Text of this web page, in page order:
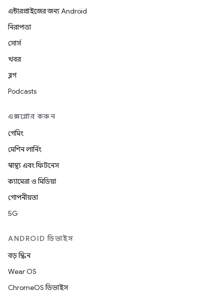
এন্টারপ্রাইজের জন্য Android
নিরাপত্তা
সোর্স
খবর
ব্লগ
Podcasts
এক্সপ্লোর করুন
গেমিং
মেশিন লার্নিং
স্বাস্থ্য এবং ফিটনেস
ক্যামেরা ও মিডিয়া
গোপনীয়তা
5G
ANDROID ডিভাইস
বড় স্ক্রিন
Wear OS
ChromeOS ডিভাইস